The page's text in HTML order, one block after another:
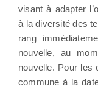
visant à adapter
à la diversité des
rang
nouvelle, au
nouvelle. Pour les
commune à la